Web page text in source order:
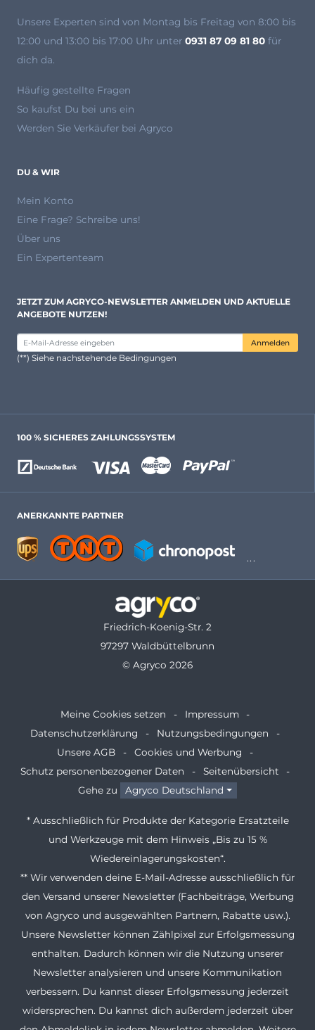
Unsere Experten sind von Montag bis Freitag von 8:00 bis
12:00 und 13:00 bis 17:00 Uhr unter 0931 87 09 81 80 für
dich da.
Häufig gestellte Fragen
So kaufst Du bei uns ein
Werden Sie Verkäufer bei Agryco
DU & WIR
Mein Konto
Eine Frage? Schreibe uns!
Über uns
Ein Expertenteam
JETZT ZUM AGRYCO-NEWSLETTER ANMELDEN UND AKTUELLE
ANGEBOTE NUTZEN!
Anmelden
(**) Siehe nachstehende Bedingungen
100 % SICHERES ZAHLUNGSSYSTEM
ANERKANNTE PARTNER
Friedrich-Koenig-Str. 2
97297 Waldbüttelbrunn
© Agryco 2026
Meine Cookies setzen
Impressum
Datenschutzerklärung
Nutzungsbedingungen
Unsere AGB
Cookies und Werbung
Schutz personenbezogener Daten
Seitenübersicht
Gehe zu
Agryco Deutschland
* Ausschließlich für Produkte der Kategorie Ersatzteile
und Werkzeuge mit dem Hinweis „Bis zu 15 %
Wiedereinlagerungskosten“.
** Wir verwenden deine E-Mail-Adresse ausschließlich für
den Versand unserer Newsletter (Fachbeiträge, Werbung
von Agryco und ausgewählten Partnern, Rabatte usw.).
Unsere Newsletter können Zählpixel zur Erfolgsmessung
enthalten. Dadurch können wir die Nutzung unserer
Newsletter analysieren und unsere Kommunikation
verbessern. Du kannst dieser Erfolgsmessung jederzeit
widersprechen. Du kannst dich außerdem jederzeit über